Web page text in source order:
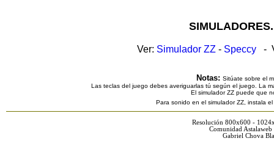
Ver: Simulador ZZ - Speccy -
Notas: Sitúate sobre el
Las teclas del juego debes averiguarlas tú según el juego. La
El simulador ZZ puede que
Para sonido en el simulador ZZ, instala
Resolución 800x600 -
Comunidad
Gabriel Chova